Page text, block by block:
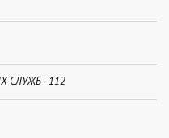
СЛУЖБ - 112